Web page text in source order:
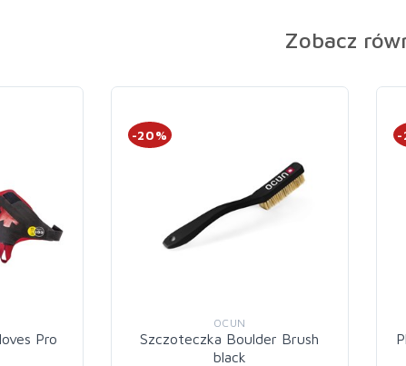
Zobacz
Pro
-20%
OCUN
Szczoteczka Boulder Brush
black
-